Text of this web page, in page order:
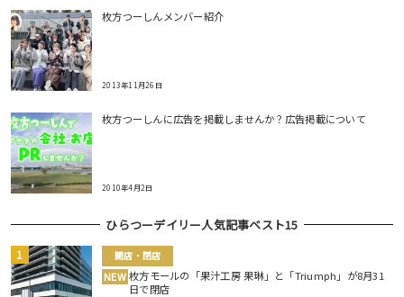
枚方つーしんメンバー紹介
2013年11月26日
枚方つーしんに広告を掲載しませんか？広告掲載について
2010年4月2日
ひらつーデイリー人気記事ベスト15
開店・閉店
NEW 枚方モールの「果汁工房 果琳」と「Triumph」が8月31
日で閉店